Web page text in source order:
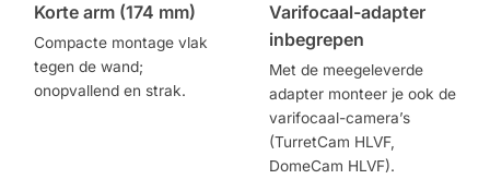
Korte arm (174 mm)
Compacte montage vlak
tegen de wand;
onopvallend en strak.
Varifocaal-adapter
inbegrepen
Met de meegeleverde
adapter monteer je ook de
varifocaal-camera’s
(TurretCam HLVF,
DomeCam HLVF).